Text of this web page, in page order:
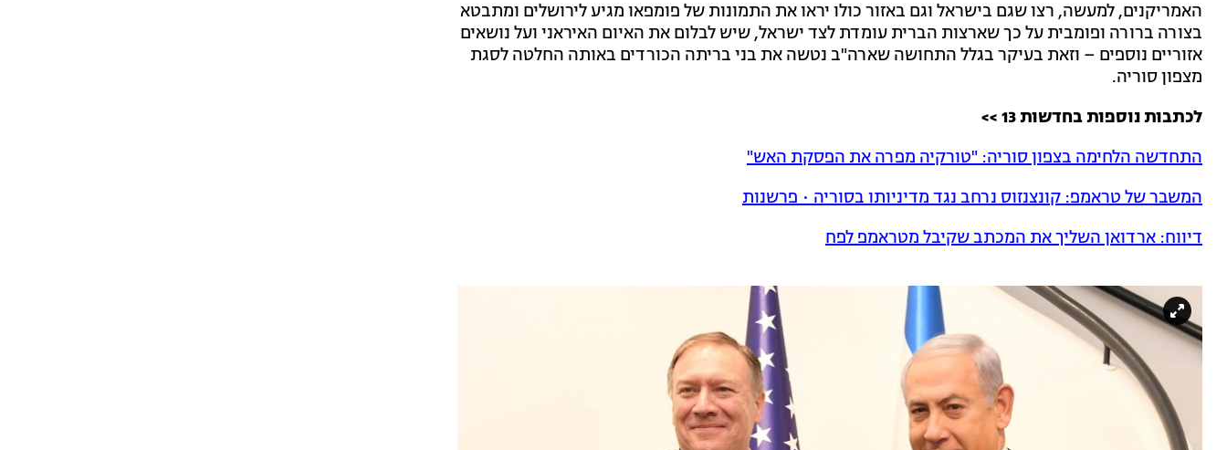
האמריקנים, למעשה, רצו שגם בישראל וגם באזור כולו יראו את התמונות של פומפאו מגיע לירושלים ומתבטא
בצורה ברורה ופומבית על כך שארצות הברית עומדת לצד ישראל, שיש לבלום את האיום האיראני ועל נושאים
אזוריים נוספים – וזאת בעיקר בגלל התחושה שארה"ב נטשה את בני בריתה הכורדים באותה החלטה לסגת
מצפון סוריה.
לכתבות נוספות בחדשות 13 >>
התחדשה הלחימה בצפון סוריה: "טורקיה מפרה את הפסקת האש"
המשבר של טראמפ: קונצנזוס נרחב נגד מדיניותו בסוריה • פרשנות
דיווח: ארדואן השליך את המכתב שקיבל מטראמפ לפח